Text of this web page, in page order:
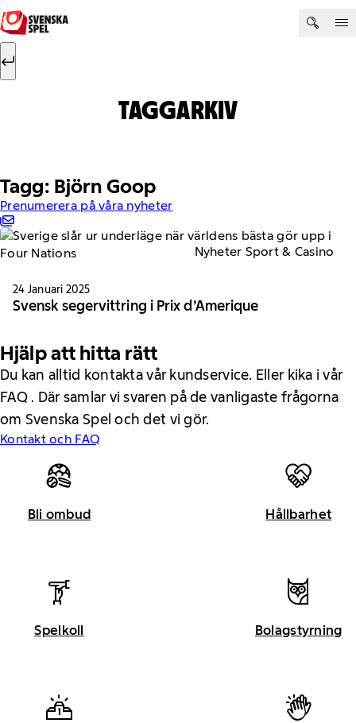
Hoppa till innehåll
Sök efter:
TAGGARKIV
Tagg: Björn Goop
Prenumerera på våra nyheter
Nyheter Sport & Casino
24 Januari 2025
Svensk segervittring i Prix d’Amerique
Hjälp att hitta rätt
Du kan alltid kontakta vår kundservice. Eller kika i vår
FAQ . Där samlar vi svaren på de vanligaste frågorna
om Svenska Spel och det vi gör.
Kontakt och FAQ
Bli ombud Hållbarhet
Spelkoll Bolagstyrning